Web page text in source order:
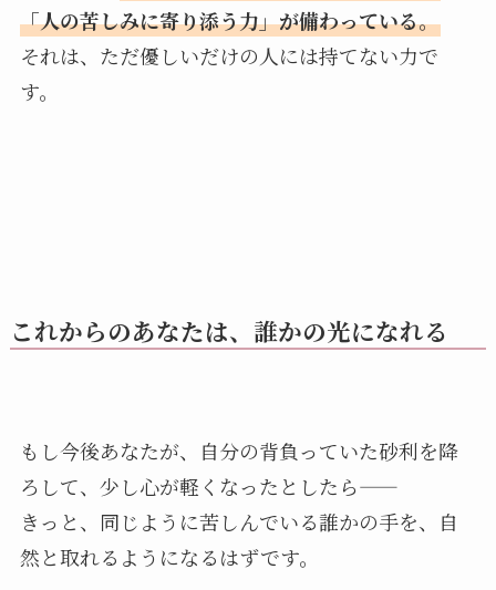
「人の苦しみに寄り添う力」が備わっている。
それは、ただ優しいだけの人には持てない力で
す。
これからのあなたは、誰かの光になれる
もし今後あなたが、自分の背負っていた砂利を降
ろして、少し心が軽くなったとしたら――
きっと、同じように苦しんでいる誰かの手を、自
然と取れるようになるはずです。